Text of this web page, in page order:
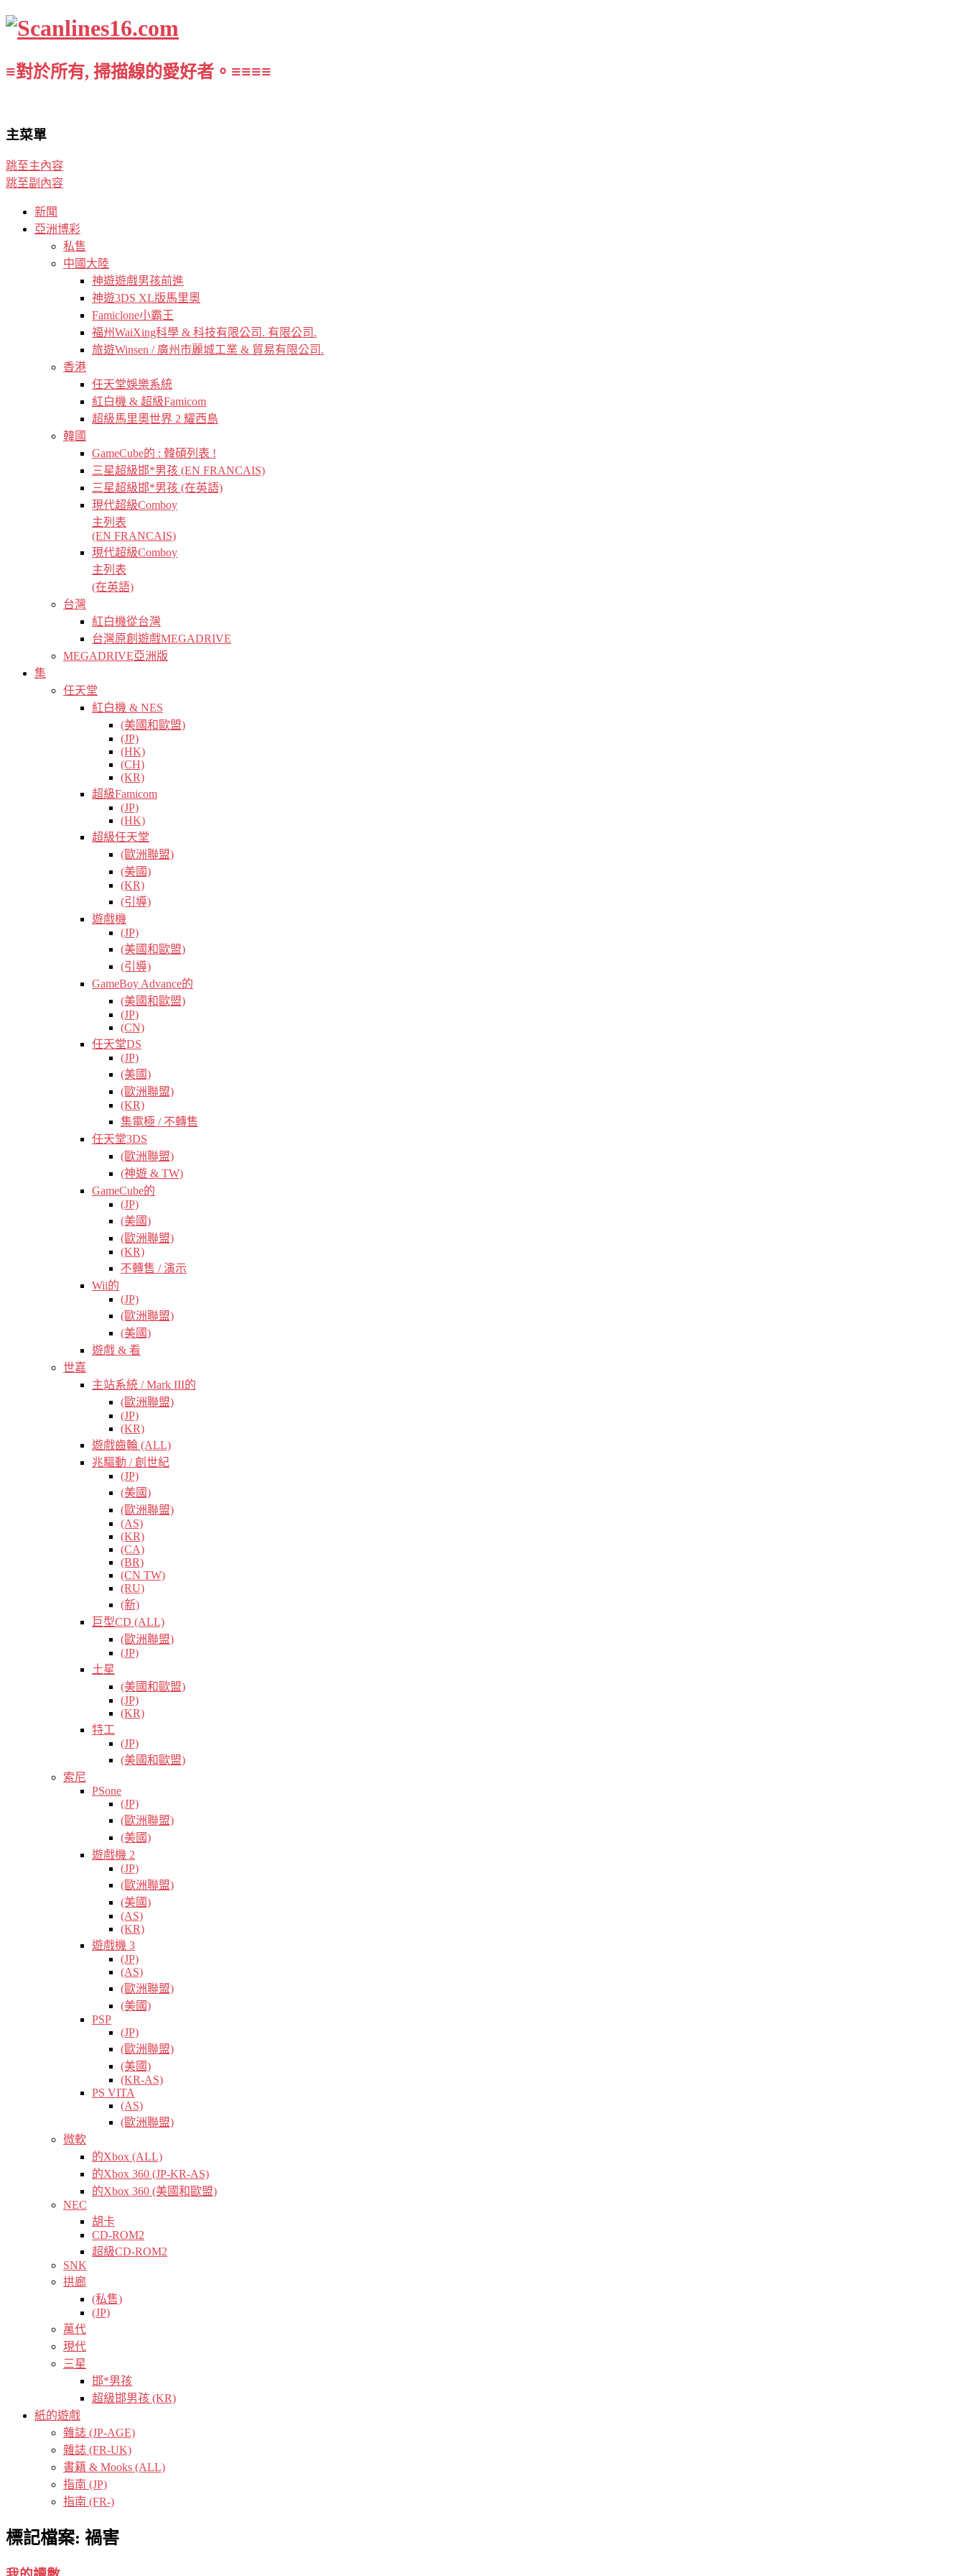
≡對於所有, 掃描線的愛好者。≡≡≡≡
主菜單
跳至主內容
跳至副內容
新聞
亞洲博彩
私售
中國大陸
神遊遊戲男孩前進
神遊3DS XL版馬里奧
Famiclone小霸王
福州WaiXing科學 & 科技有限公司. 有限公司.
旅遊Winsen / 廣州市麗城工業 & 貿易有限公司.
香港
任天堂娛樂系統
紅白機 & 超級Famicom
超級馬里奧世界 2 耀西島
韓國
GameCube的 : 韓碩列表 !
三星超級邯*男孩 (EN FRANCAIS)
三星超級邯*男孩 (在英語)
現代超級Comboy
主列表
(EN FRANCAIS)
現代超級Comboy
主列表
(在英語)
台灣
紅白機從台灣
台灣原創遊戲MEGADRIVE
MEGADRIVE亞洲版
集
任天堂
紅白機 & NES
(美國和歐盟)
(JP)
(HK)
(CH)
(KR)
超級Famicom
(JP)
(HK)
超級任天堂
(歐洲聯盟)
(美國)
(KR)
(引導)
遊戲機
(JP)
(美國和歐盟)
(引導)
GameBoy Advance的
(美國和歐盟)
(JP)
(CN)
任天堂DS
(JP)
(美國)
(歐洲聯盟)
(KR)
集電極 / 不轉售
任天堂3DS
(歐洲聯盟)
(神遊 & TW)
GameCube的
(JP)
(美國)
(歐洲聯盟)
(KR)
不轉售 / 演示
Wii的
(JP)
(歐洲聯盟)
(美國)
遊戲 & 看
世嘉
主站系統 / Mark III的
(歐洲聯盟)
(JP)
(KR)
遊戲齒輪 (ALL)
兆驅動 / 創世紀
(JP)
(美國)
(歐洲聯盟)
(AS)
(KR)
(CA)
(BR)
(CN TW)
(RU)
(新)
巨型CD (ALL)
(歐洲聯盟)
(JP)
土星
(美國和歐盟)
(JP)
(KR)
特工
(JP)
(美國和歐盟)
索尼
PSone
(JP)
(歐洲聯盟)
(美國)
遊戲機 2
(JP)
(歐洲聯盟)
(美國)
(AS)
(KR)
遊戲機 3
(JP)
(AS)
(歐洲聯盟)
(美國)
PSP
(JP)
(歐洲聯盟)
(美國)
(KR-AS)
PS VITA
(AS)
(歐洲聯盟)
微軟
的Xbox (ALL)
的Xbox 360 (JP-KR-AS)
的Xbox 360 (美國和歐盟)
NEC
胡卡
CD-ROM2
超級CD-ROM2
SNK
拱廊
(私售)
(JP)
萬代
現代
三星
邯*男孩
超級邯男孩 (KR)
紙的遊戲
雜誌 (JP-AGE)
雜誌 (FR-UK)
書籍 & Mooks (ALL)
指南 (JP)
指南 (FR-)
標記檔案: 禍害